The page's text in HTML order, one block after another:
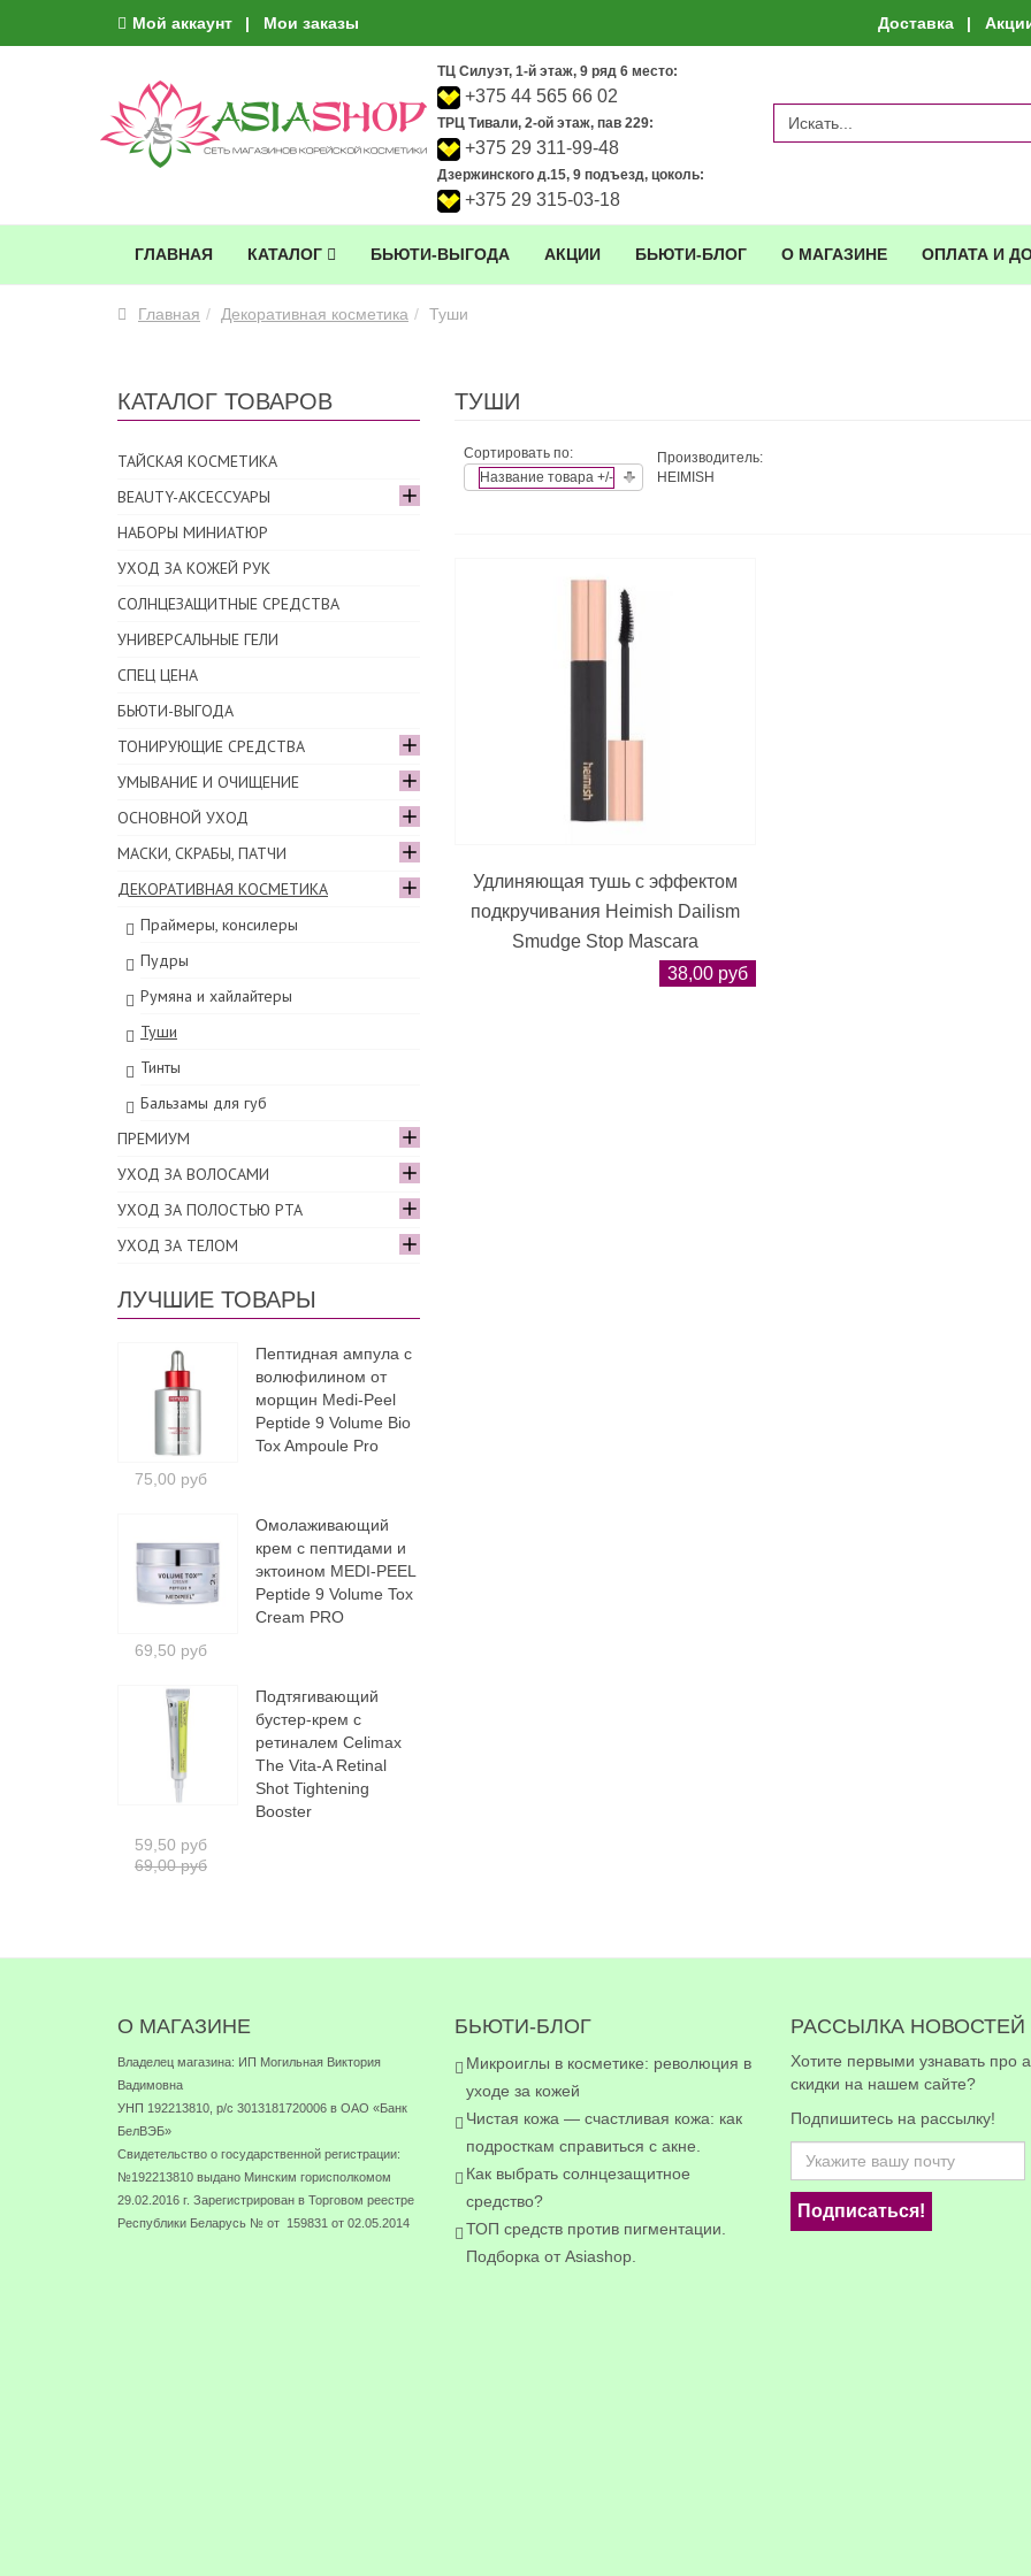
Мой аккаунт Мои заказы Доставка
ТЦ Силуэт, 1-й этаж, 9 ряд 6 место:
+375 44 565 66 02
ТРЦ Тивали, 2-ой этаж, пав 229:
+375 29 311-99-48
Дзержинского д.15, 9 подъезд, цоколь:
+375 29 315-03-18
ГЛАВНАЯ КАТАЛОГ БЬЮТИ-ВЫГОДА АКЦИИ БЬЮТИ-БЛОГ О МАГАЗИНЕ ОПЛАТА И
Главная Декоративная косметика Туши
ТУШИ
Сортировать по:
Название товара +/-
Производитель:
HEIMISH
Удлиняющая тушь с эффектом
подкручивания Heimish Dailism
Smudge Stop Mascara
38,00 руб
КАТАЛОГ ТОВАРОВ
ТАЙСКАЯ КОСМЕТИКА
BEAUTY-АКСЕССУАРЫ
НАБОРЫ МИНИАТЮР
УХОД ЗА КОЖЕЙ РУК
СОЛНЦЕЗАЩИТНЫЕ СРЕДСТВА
УНИВЕРСАЛЬНЫЕ ГЕЛИ
СПЕЦ ЦЕНА
БЬЮТИ-ВЫГОДА
ТОНИРУЮЩИЕ СРЕДСТВА
УМЫВАНИЕ И ОЧИЩЕНИЕ
ОСНОВНОЙ УХОД
МАСКИ, СКРАБЫ, ПАТЧИ
ДЕКОРАТИВНАЯ КОСМЕТИКА
Праймеры, консилеры
Пудры
Румяна и хайлайтеры
Туши
Тинты
Бальзамы для губ
ПРЕМИУМ
УХОД ЗА ВОЛОСАМИ
УХОД ЗА ПОЛОСТЬЮ РТА
УХОД ЗА ТЕЛОМ
ЛУЧШИЕ ТОВАРЫ
Пептидная ампула с
волюфилином от
морщин Medi-Peel
Peptide 9 Volume Bio
Tox Ampoule Pro
75,00 руб
Омолаживающий
крем с пептидами и
эктоином MEDI-PEEL
Peptide 9 Volume Tox
Cream PRO
69,50 руб
Подтягивающий
бустер-крем с
ретиналем Celimax
The Vita-A Retinal
Shot Tightening
Booster
69,00 руб
59,50 руб
О МАГАЗИНЕ
Владелец магазина: ИП Могильная Виктория
Вадимовна
УНП 192213810, р/с 3013181720006 в ОАО «Банк
БелВЭБ»
Свидетельство о государственной регистрации:
№192213810 выдано Минским горисполкомом
29.02.2016 г. Зарегистрирован в Торговом реестре
Республики Беларусь № от 159831 от 02.05.2014
БЬЮТИ-БЛОГ
Микроиглы в косметике: революция в
уходе за кожей
Чистая кожа — счастливая кожа: как
подросткам справиться с акне.
Как выбрать солнцезащитное
средство?
ТОП средств против пигментации.
Подборка от Asiashop.
РАССЫЛКА НОВОСТЕЙ
Хотите первыми узнавать про
скидки на нашем сайте?
Подпишитесь на рассылку!
Подписаться!